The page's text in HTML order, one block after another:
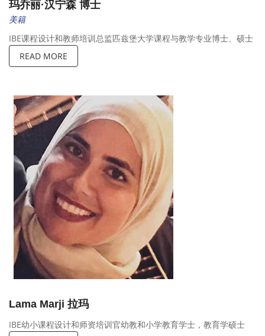
玛乔丽·汉宁森 博士
美籍
IBE课程设计和教师培训总监匹兹堡大学课程与教学专业博士、硕士
READ MORE
Lama Marji 拉玛
IBE幼小课程设计和师资培训官幼教和小学教育学士，教育学硕士